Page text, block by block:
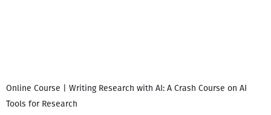
Online Course | Writing Research with AI: A Crash Course on AI
Tools for Research